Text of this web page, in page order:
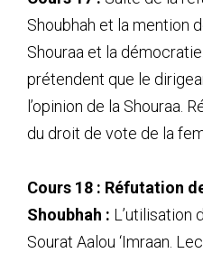
Shoubhah et la mention
Shouraa et la
prétendent que le
l’opinion de la Shouraa.
du droit de vote de la
Cours 18 : Réfutation
Shoubhah : L’utilisation
Sourat Aalou ‘Imraan.